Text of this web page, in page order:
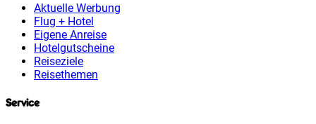
Aktuelle Werbung
Flug + Hotel
Eigene Anreise
Hotelgutscheine
Reiseziele
Reisethemen
Service